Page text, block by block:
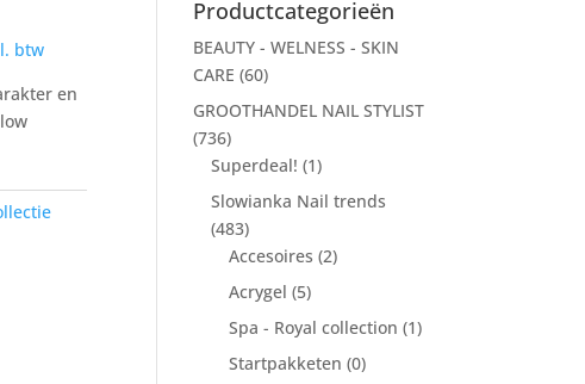
btw
en
Productcategorieën
BEAUTY - WELNESS - SKIN
CARE (60)
GROOTHANDEL NAIL STYLIST
(736)
Superdeal! (1)
Slowianka Nail trends
(483)
Accesoires (2)
Acrygel (5)
Spa - Royal collection (1)
Startpakketen (0)